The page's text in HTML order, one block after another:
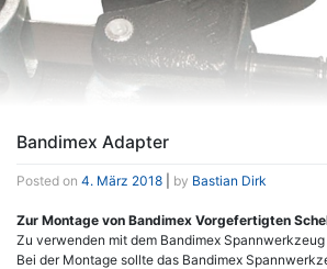
Bandimex Adapter
Posted on 4. März 2018 by Bastian Dirk
Zur Montage von Bandimex Vorgefertigten
Zu verwenden mit dem Bandimex Spannwerkzeug
Bei der Montage sollte das Bandimex